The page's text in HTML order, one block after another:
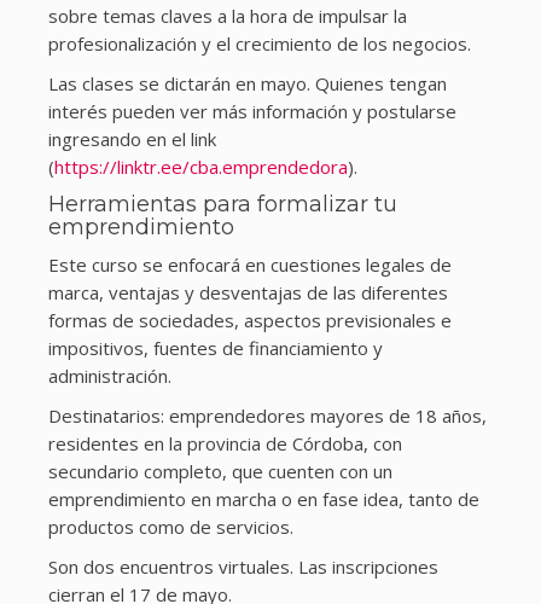
sobre temas claves a la hora de impulsar la
profesionalización y el crecimiento de los negocios.
Las clases se dictarán en mayo. Quienes tengan
interés pueden ver más información y postularse
ingresando en el link
(https://linktr.ee/cba.emprendedora).
Herramientas para formalizar tu
emprendimiento
Este curso se enfocará en cuestiones legales de
marca, ventajas y desventajas de las diferentes
formas de sociedades, aspectos previsionales e
impositivos, fuentes de financiamiento y
administración.
Destinatarios: emprendedores mayores de 18 años,
residentes en la provincia de Córdoba, con
secundario completo, que cuenten con un
emprendimiento en marcha o en fase idea, tanto de
productos como de servicios.
Son dos encuentros virtuales. Las inscripciones
cierran el 17 de mayo.